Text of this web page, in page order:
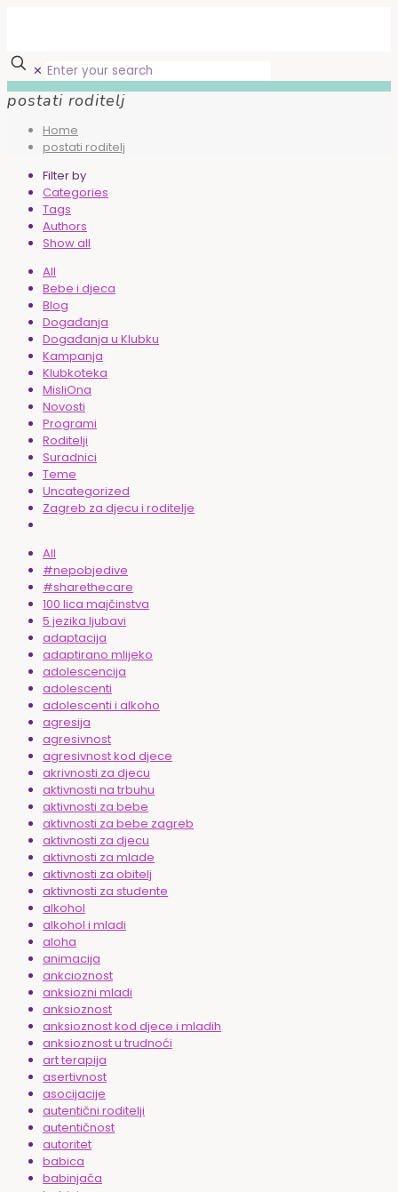
✕
postati roditelj
Home
postati roditelj
Filter by
Categories
Tags
Authors
Show all
All
Bebe i djeca
Blog
Događanja
Događanja u Klubku
Kampanja
Klubkoteka
MisliOna
Novosti
Programi
Roditelji
Suradnici
Teme
Uncategorized
Zagreb za djecu i roditelje
All
#nepobjedive
#sharethecare
100 lica majčinstva
5 jezika ljubavi
adaptacija
adaptirano mlijeko
adolescencija
adolescenti
adolescenti i alkoho
agresija
agresivnost
agresivnost kod djece
akrivnosti za djecu
aktivnosti na trbuhu
aktivnosti za bebe
aktivnosti za bebe zagreb
aktivnosti za djecu
aktivnosti za mlade
aktivnosti za obitelj
aktivnosti za studente
alkohol
alkohol i mladi
aloha
animacija
ankcioznost
anksiozni mladi
anksioznost
anksioznost kod djece i mladih
anksioznost u trudnoći
art terapija
asertivnost
asocijacije
autentični roditelji
autentičnost
autoritet
babica
babinjača